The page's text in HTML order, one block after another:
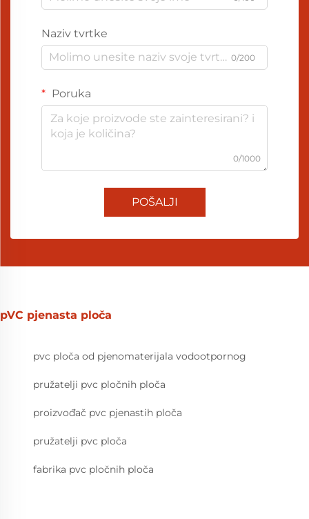
Naziv tvrtke
0/200
Poruka
0/1000
POŠALJI
pVC pjenasta ploča
pvc ploča od pjenomaterijala vodootpornog
pružatelji pvc pločnih ploča
proizvođač pvc pjenastih ploča
pružatelji pvc ploča
fabrika pvc pločnih ploča